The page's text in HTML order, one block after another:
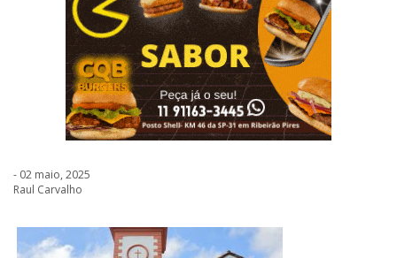
- 02 maio, 2025
Raul Carvalho